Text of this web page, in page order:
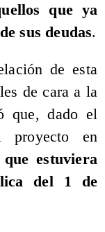
que ya
sus deudas.
de esta
de cara a la
que, dado el
proyecto en
estuviera
del 1 de